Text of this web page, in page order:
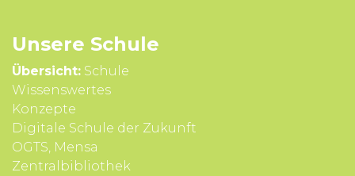
Unsere Schule
Übersicht: Schule
Wissens­wertes
Konzepte
Digitale Schule der Zukunft
OGTS, Mensa
Zentralbibliothek